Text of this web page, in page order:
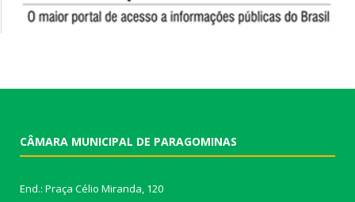
CÂMARA MUNICIPAL DE PARAGOMINAS
End.: Praça Célio Miranda, 120